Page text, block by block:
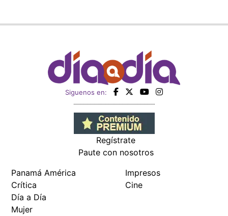
Siguenos en:
Regístrate
Paute con nosotros
Panamá América
Crítica
Día a Día
Mujer
Impresos
Cine